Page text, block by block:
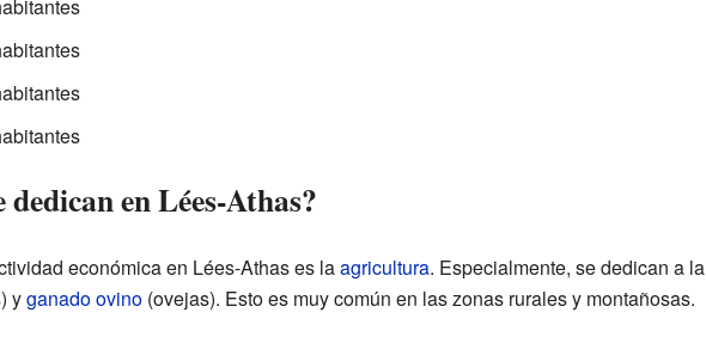
dedican en Lées-Athas?
económica en Lées-Athas es laagricultura. Especialmente, se dedican a la
yganado ovino(ovejas). Esto es muy común en las zonas rurales y montañosas.